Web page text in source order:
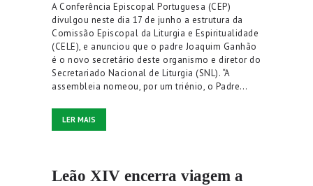
A Conferência Episcopal Portuguesa (CEP)
divulgou neste dia 17 de junho a estrutura da
Comissão Episcopal da Liturgia e Espiritualidade
(CELE), e anunciou que o padre Joaquim Ganhão
é o novo secretário deste organismo e diretor do
Secretariado Nacional de Liturgia (SNL). “A
assembleia nomeou, por um triénio, o Padre…
LER MAIS
Leão XIV encerra viagem a